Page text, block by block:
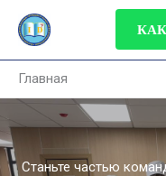
Перейти
Главная
Станьте частью